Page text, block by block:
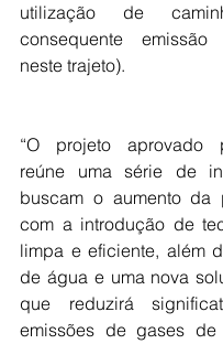
utilização de
consequente
neste trajeto).
“O projeto aprovado
reúne uma série de
buscam o aumento da
com a introdução de
limpa e eficiente, além
de água e uma nova
que reduzirá
emissões de gases de